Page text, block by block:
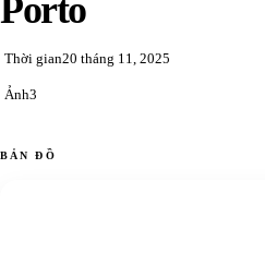
Porto
Thời gian20 tháng 11, 2025
Ảnh3
BẢN ĐỒ